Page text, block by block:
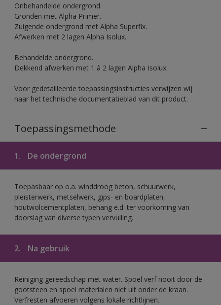
Onbehandelde ondergrond.
Gronden met Alpha Primer.
Zuigende ondergrond met Alpha Superfix.
Afwerken met 2 lagen Alpha Isolux.
Behandelde ondergrond.
Dekkend afwerken met 1 à 2 lagen Alpha Isolux.
Voor gedetailleerde toepassingsinstructies verwijzen wij
naar het technische documentatieblad van dit product.
Toepassingsmethode
1. De ondergrond
Toepasbaar op o.a. winddroog beton, schuurwerk,
pleisterwerk, metselwerk, gips- en boardplaten,
houtwolcementplaten, behang e.d. ter voorkoming van
doorslag van diverse typen vervuiling.
2. Na gebruik
Reiniging gereedschap met water. Spoel verf nooit door de
gootsteen en spoel materialen niet uit onder de kraan.
Verfresten afvoeren volgens lokale richtlijnen.